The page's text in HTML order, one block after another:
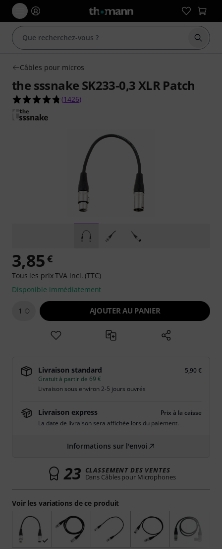
Câbles pour micros
the sssnake SK233-0,3 XLR Patch
4.8 étoiles sur 5 d'après 1426 évaluations clients
(1426)
Voir les variations de ce produit
3,85€
Tous les prix TVA incl. (TTC)
Disponible immédiatement
1 AJOUTER AU PANIER
Livraison standard
5,90 €
Gratuit à partir de 69 €
Livraison sous environ 2-5 jours ouvrés
Livraison express
Prix à la caisse
La date de livraison sera affichée lors du paiement.
Informations sur l'envoi
23 CLASSEMENT DES VENTES
Dans Câbles pour Microphones